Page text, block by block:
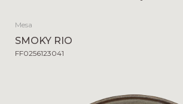
Mesa
SMOKY RIO
FF0256123041